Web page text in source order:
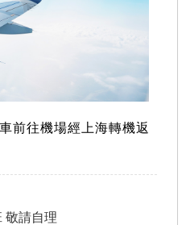
前往機場經上海轉機返
敬請自理